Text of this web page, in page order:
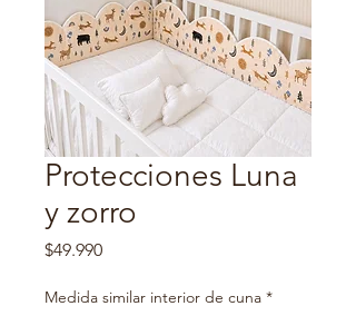
Protecciones Luna
y zorro
$49.990Precio
Medida similar interior de cuna *